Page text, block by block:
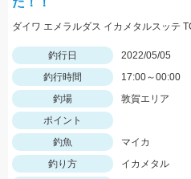
釣行日
2022/05/05
釣行時間
17:00～00:00
釣場
敦賀エリア
ポイント
釣魚
マイカ
釣り方
イカメタル